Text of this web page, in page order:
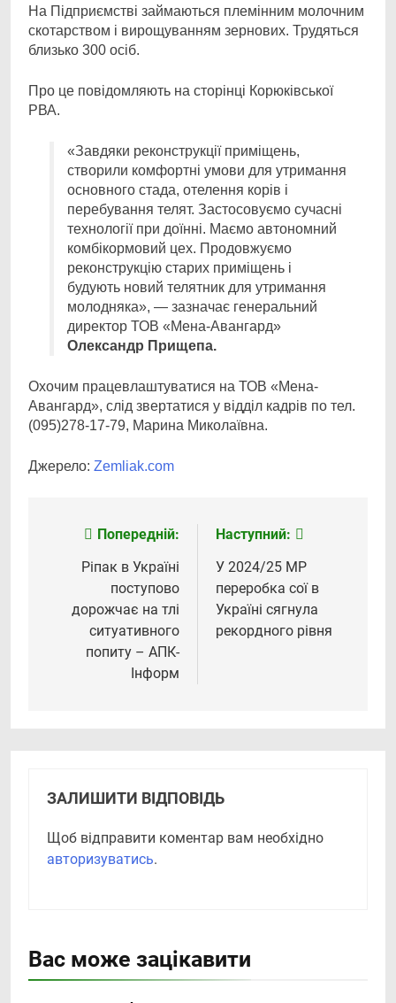
На Підприємстві займаються племінним молочним
скотарством і вирощуванням зернових. Трудяться
близько 300 осіб.
Про це повідомляють на сторінці Корюківської
РВА.
«Завдяки реконструкції приміщень,
створили комфортні умови для утримання
основного стада, отелення корів і
перебування телят. Застосовуємо сучасні
технології при доїнні. Маємо автономний
комбікормовий цех. Продовжуємо
реконструкцію старих приміщень і
будують новий телятник для утримання
молодняка», — зазначає генеральний
директор ТОВ «Мена-Авангард»
Олександр Прищепа.
Охочим працевлаштуватися на ТОВ «Мена-
Авангард», слід звертатися у відділ кадрів по тел.
(095)278-17-79, Марина Миколаївна.
Джерело: Zemliak.com
Навігація
записів
Попередній:
Ріпак в Україні
поступово
дорожчає на тлі
ситуативного
попиту – АПК-
Інформ
Наступний:
У 2024/25 МР
переробка сої в
Україні сягнула
рекордного рівня
ЗАЛИШИТИ ВІДПОВІДЬ
Щоб відправити коментар вам необхідно
авторизуватись.
Вас може зацікавити